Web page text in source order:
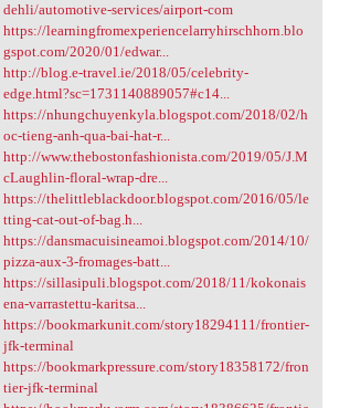
dehli/automotive-services/airport-com
https://learningfromexperiencelarryhirschhorn.blo
gspot.com/2020/01/edwar...
http://blog.e-travel.ie/2018/05/celebrity-
edge.html?sc=1731140889057#c14...
https://nhungchuyenkyla.blogspot.com/2018/02/h
oc-tieng-anh-qua-bai-hat-r...
http://www.thebostonfashionista.com/2019/05/J.M
cLaughlin-floral-wrap-dre...
https://thelittleblackdoor.blogspot.com/2016/05/le
tting-cat-out-of-bag.h...
https://dansmacuisineamoi.blogspot.com/2014/10/
pizza-aux-3-fromages-batt...
https://sillasipuli.blogspot.com/2018/11/kokonais
ena-varrastettu-karitsa...
https://bookmarkunit.com/story18294111/frontier-
jfk-terminal
https://bookmarkpressure.com/story18358172/fron
tier-jfk-terminal